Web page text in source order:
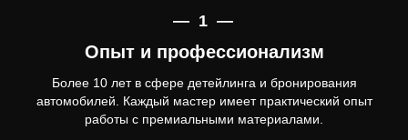
— 1 —
Опыт и профессионализм
Более 10 лет в сфере детейлинга и бронирования
автомобилей. Каждый мастер имеет практический опыт
работы с премиальными материалами.